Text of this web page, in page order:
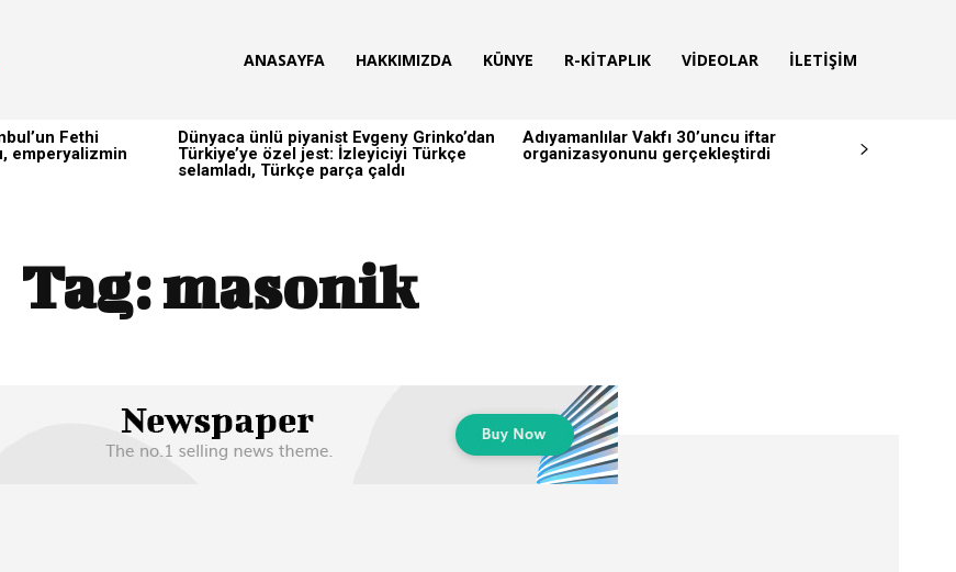
ANASAYFA HAKKIMIZDA KÜNYE R-KITAPLIK VIDEOLAR İLETIŞIM
Fethi
emperyalizmin
Dünyaca ünlü piyanist Evgeny Grinko’dan
Türkiye’ye özel jest: İzleyiciyi Türkçe
selamladı, Türkçe parça çaldı
Adıyamanlılar Vakfı 30’uncu iftar
organizasyonunu gerçekleştirdi
Tag:masonik